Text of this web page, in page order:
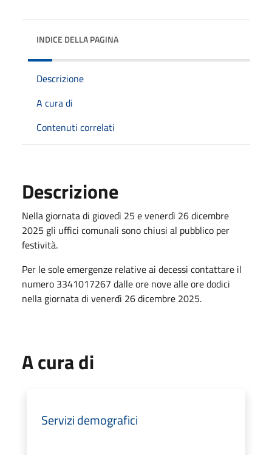
INDICE DELLA PAGINA
Descrizione
A cura di
Contenuti correlati
Descrizione
Nella giornata di giovedì 25 e venerdì 26 dicembre
2025 gli uffici comunali sono chiusi al pubblico per
festività.
Per le sole emergenze relative ai decessi contattare il
numero 3341017267 dalle ore nove alle ore dodici
nella giornata di venerdì 26 dicembre 2025.
A cura di
Servizi demografici